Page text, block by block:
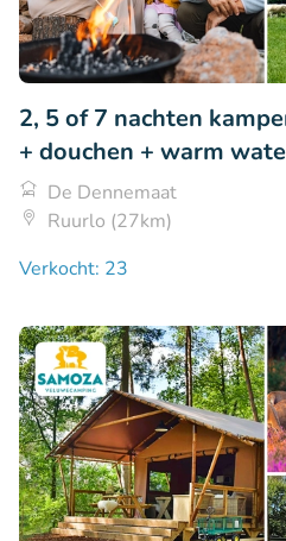
2, 5 of 7 nachten
+ douchen + warm
De Dennemaat
Ruurlo (27km)
Verkocht: 23